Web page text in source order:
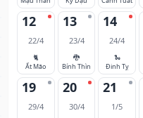
12
22/4
🐈
Ất Mão
13
23/4
🐉
Bính Thìn
14
24/4
🐍
Đinh Tỵ
19
29/4
20
30/4
21
1/5